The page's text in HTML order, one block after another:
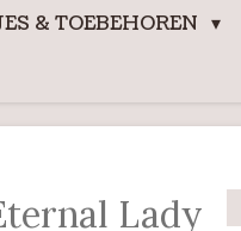
& TOEBEHOREN
Lady